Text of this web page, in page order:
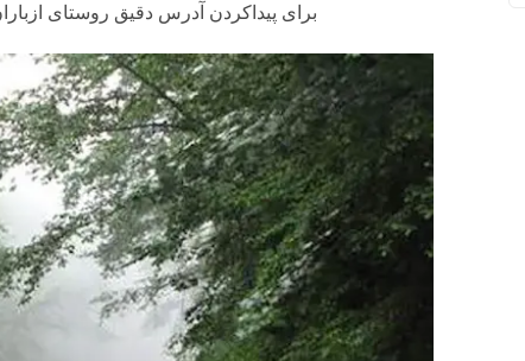
برای پیداکردن آدرس دقیق روستای